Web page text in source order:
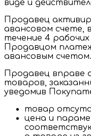
виде и
Продавец
авансовом счете,
течение 4 рабочих
Продавцом
авансовым счетом.
Продавец вправе
товаров,
уведомив
товар
цена и